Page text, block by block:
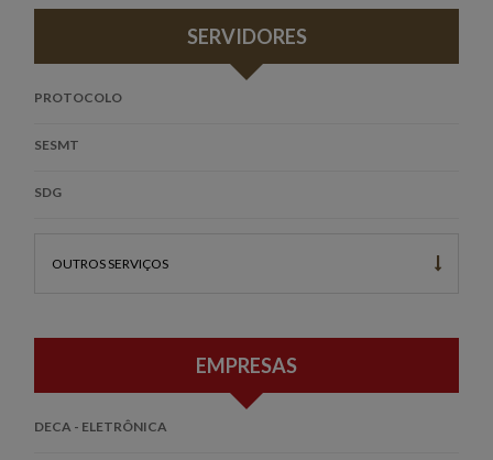
SERVIDORES
PROTOCOLO
SESMT
SDG
OUTROS SERVIÇOS
EMPRESAS
DECA - ELETRÔNICA